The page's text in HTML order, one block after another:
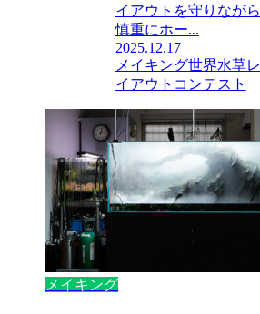
イアウトを守りながら
慎重にホー...
2025.12.17
メイキング世界水草レ
イアウトコンテスト
メイキング